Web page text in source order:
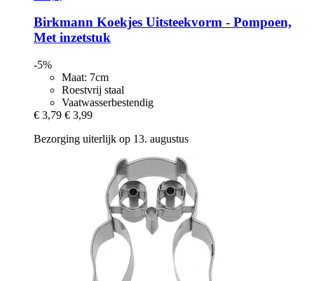
Birkmann Koekjes Uitsteekvorm -​ Pompoen,
Met inzetstuk
-5%
Maat: 7cm
Roestvrij staal
Vaatwasserbestendig
€ 3,79 € 3,99
Bezorging uiterlijk op 13. augustus